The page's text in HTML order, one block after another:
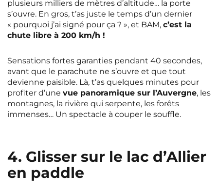
plusieurs milliers de mètres d’altitude… la porte
s’ouvre. En gros, t’as juste le temps d’un dernier
« pourquoi j’ai signé pour ça ? », et BAM, c’est la
chute libre à 200 km/h !
Sensations fortes garanties pendant 40 secondes,
avant que le parachute ne s’ouvre et que tout
devienne paisible. Là, t’as quelques minutes pour
profiter d’une vue panoramique sur l’Auvergne, les
montagnes, la rivière qui serpente, les forêts
immenses… Un spectacle à couper le souffle.
4. Glisser sur le lac d’Allier
en paddle